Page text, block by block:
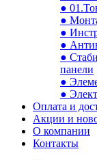
●
●
●
●
●
панели
●
●
Оплата и
Акции и
О компании
Контакты